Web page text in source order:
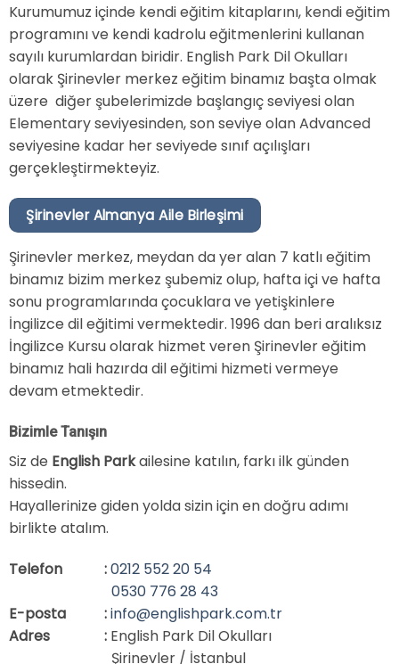
Kurumumuz içinde kendi eğitim kitaplarını, kendi eğitim
programını ve kendi kadrolu eğitmenlerini kullanan
sayılı kurumlardan biridir. English Park Dil Okulları
olarak Şirinevler merkez eğitim binamız başta olmak
üzere diğer şubelerimizde başlangıç seviyesi olan
Elementary seviyesinden, son seviye olan Advanced
seviyesine kadar her seviyede sınıf açılışları
gerçekleştirmekteyiz.
Şirinevler Almanya Aile Birleşimi
Şirinevler merkez, meydan da yer alan 7 katlı eğitim
binamız bizim merkez şubemiz olup, hafta içi ve hafta
sonu programlarında çocuklara ve yetişkinlere
İngilizce dil eğitimi vermektedir. 1996 dan beri aralıksız
İngilizce Kursu olarak hizmet veren Şirinevler eğitim
binamız hali hazırda dil eğitimi hizmeti vermeye
devam etmektedir.
Bizimle Tanışın
Siz de English Parkailesine katılın, farkı ilk günden
hissedin.
Hayallerinize giden yolda sizin için en doğru adımı
birlikte atalım.
Telefon
E-posta
Adres
:0212 552 20 54
0530 776 28 43
:info@englishpark.com.tr
:English Park Dil Okulları
Şirinevler / İstanbul